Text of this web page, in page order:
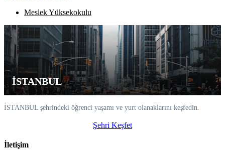
Meslek Yüksekokulu
İSTANBUL
İSTANBUL şehrindeki öğrenci yaşamı ve yurt olanaklarını keşfedin.
Şehri Keşfet
İletişim